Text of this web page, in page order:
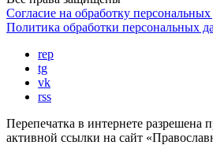
Согласие на обработку
Политика обработки персональных
rep
tg
vk
rss
Перепечатка в интернете разрешена
активной ссылки на сайт